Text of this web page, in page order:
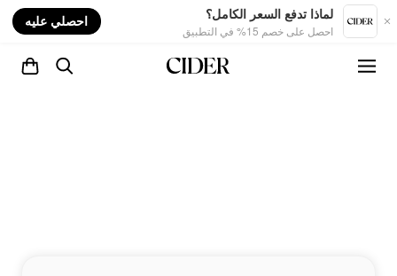
لماذا تدفع السعر الكامل؟
احصل على خصم 15% في التطبيق
احصلي عليه